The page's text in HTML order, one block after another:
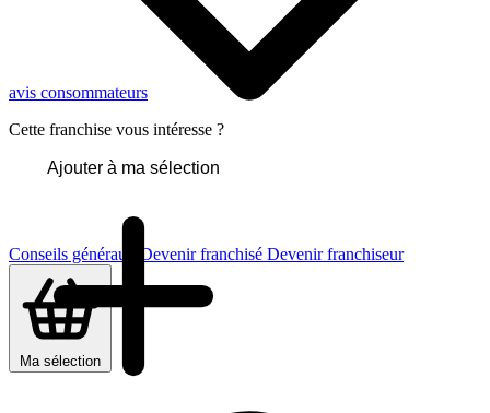
Conseils généraux Devenir franchisé Devenir franchiseur
Ma sélection
avis consommateurs
Cette franchise vous intéresse ?
Ajouter à ma sélection